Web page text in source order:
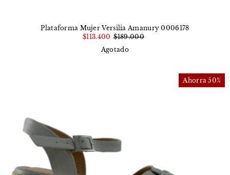
Plataforma Mujer Versilia Amanury 0006178
$113.400 $189.000
Agotado
Ahorra 50%